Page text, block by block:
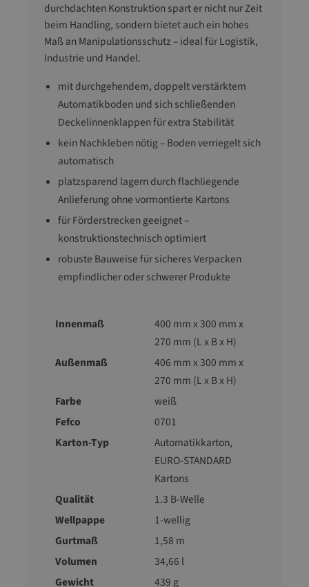
durchdachten Konstruktion spart er nicht nur Zeit
beim Handling, sondern bietet auch ein hohes
Maß an Manipulationsschutz – ideal für Logistik,
Industrie und Handel.
mit durchgehendem, doppelt verstärktem
Automatikboden und sich schließenden
Deckelinnenklappen für extra Stabilität
kein Nachkleben nötig – Boden verriegelt sich
automatisch
platzsparend lagern durch flachliegende
Anlieferung ohne vormontierte Kartons
für Förderstrecken geeignet –
konstruktionstechnisch optimiert
robuste Bauweise für sicheres Verpacken
empfindlicher oder schwerer Produkte
Innenmaß
400 mm x 300 mm x
270 mm (L x B x H)
Außenmaß
406 mm x 300 mm x
270 mm (L x B x H)
Farbe
weiß
Fefco
0701
Karton-Typ
Automatikkarton,
EURO-STANDARD
Kartons
Qualität
1.3 B-Welle
Wellpappe
1-wellig
Gurtmaß
1,58 m
Volumen
34,66 l
Gewicht
439 g